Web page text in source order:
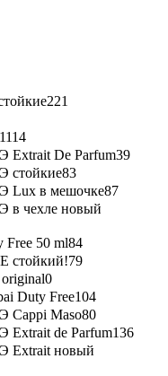
221
1114
Extrait De Parfum39
стойкие83
Lux в мешочке87
в чехле новый
50 ml84
стойкий!79
0
Duty Free104
Cappi Maso80
Extrait de Parfum136
Extrait новый